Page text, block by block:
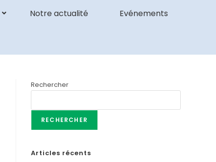
Notre actualité Evénements
Rechercher
RECHERCHER
Articles récents